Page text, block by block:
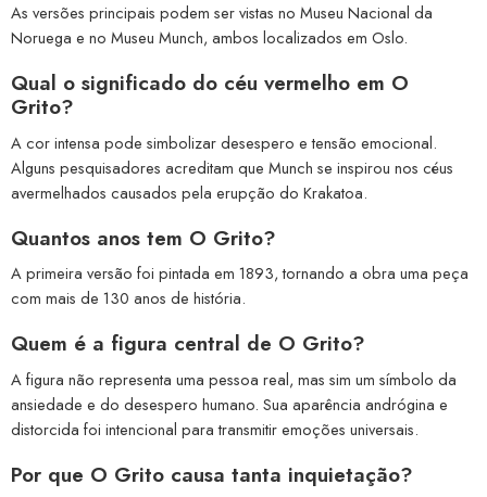
As versões principais podem ser vistas no Museu Nacional da
Noruega e no Museu Munch, ambos localizados em Oslo.
Qual o significado do céu vermelho em O
Grito?
A cor intensa pode simbolizar desespero e tensão emocional.
Alguns pesquisadores acreditam que Munch se inspirou nos céus
avermelhados causados pela erupção do Krakatoa.
Quantos anos tem O Grito?
A primeira versão foi pintada em 1893, tornando a obra uma peça
com mais de 130 anos de história.
Quem é a figura central de O Grito?
A figura não representa uma pessoa real, mas sim um símbolo da
ansiedade e do desespero humano. Sua aparência andrógina e
distorcida foi intencional para transmitir emoções universais.
Por que O Grito causa tanta inquietação?